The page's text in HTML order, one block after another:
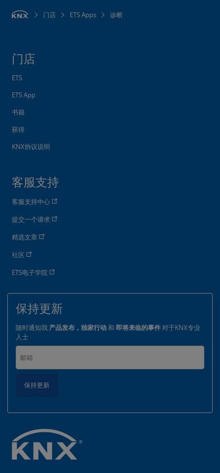
门店 ETS Apps 诊断
门店
ETS
ETS App
书籍
获得
KNX协议说明
客服支持
客服支持中心
提交一个请求
精选文章
社区
ETS电子学院
保持更新
随时通知我 产品发布，独家行动和 即将来临的事件对于KNX专业
人士
保持更新